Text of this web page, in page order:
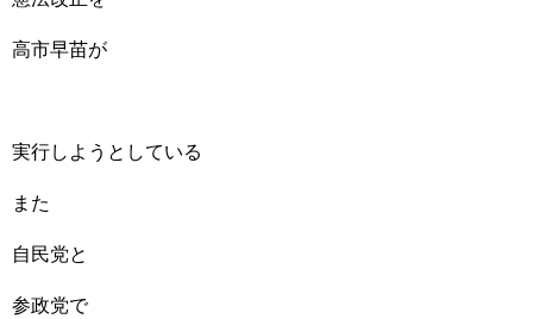
高市早苗が
実行しようとしている
また
自民党と
参政党で